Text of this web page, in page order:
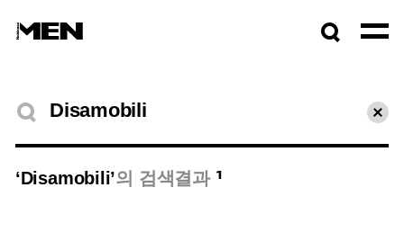
검색결과
초기
‘Disamobili’의 검색결과 1